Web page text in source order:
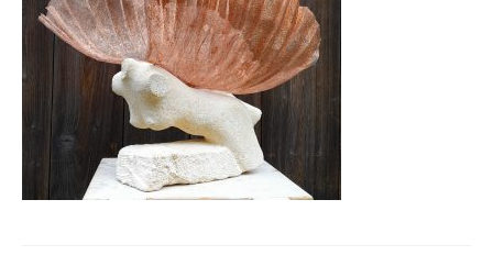
Klangkugel
Alte Schätze neu gestalten
Einen Schatz bewahren
Kupferschale schmieden